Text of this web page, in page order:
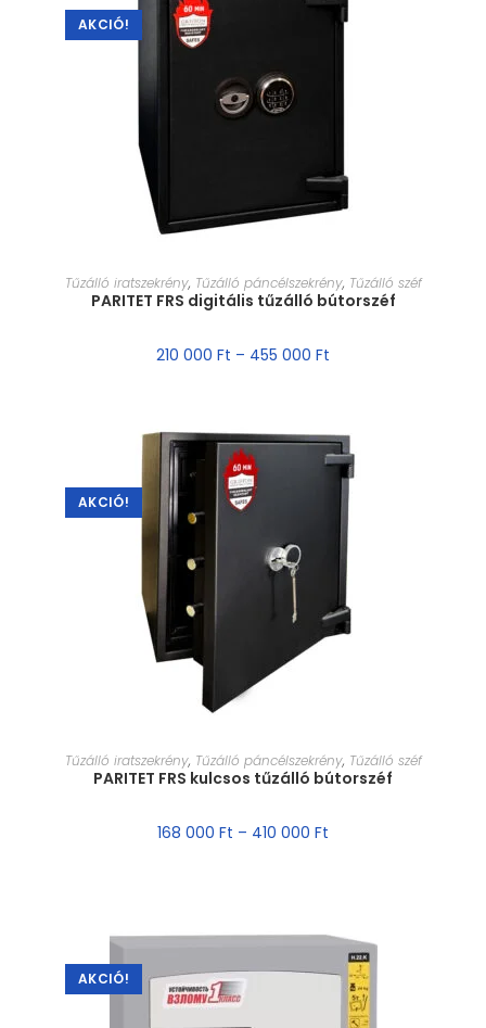
AKCIÓ!
MÉRET VÁLASZTÁSA
Tűzálló iratszekrény, Tűzálló páncélszekrény, Tűzálló széf
PARITET FRS digitális tűzálló bútorszéf
210 000 Ft – 455 000 Ft
AKCIÓ!
MÉRET VÁLASZTÁSA
Tűzálló iratszekrény, Tűzálló páncélszekrény, Tűzálló széf
PARITET FRS kulcsos tűzálló bútorszéf
168 000 Ft – 410 000 Ft
AKCIÓ!